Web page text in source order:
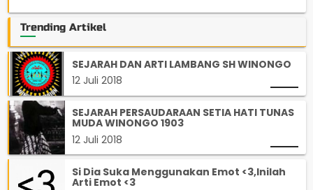
Trending Artikel
SEJARAH DAN ARTI LAMBANG SH WINONGO
12 Juli 2018
SEJARAH PERSAUDARAAN SETIA HATI TUNAS
MUDA WINONGO 1903
12 Juli 2018
Si Dia Suka Menggunakan Emot <3,Inilah
Arti Emot <3